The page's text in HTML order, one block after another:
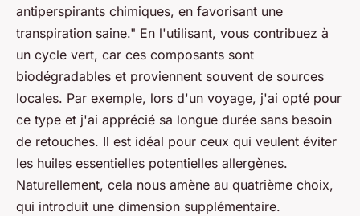
antiperspirants chimiques, en favorisant une
transpiration saine." En l'utilisant, vous contribuez à
un cycle vert, car ces composants sont
biodégradables et proviennent souvent de sources
locales. Par exemple, lors d'un voyage, j'ai opté pour
ce type et j'ai apprécié sa longue durée sans besoin
de retouches. Il est idéal pour ceux qui veulent éviter
les huiles essentielles potentielles allergènes.
Naturellement, cela nous amène au quatrième choix,
qui introduit une dimension supplémentaire.